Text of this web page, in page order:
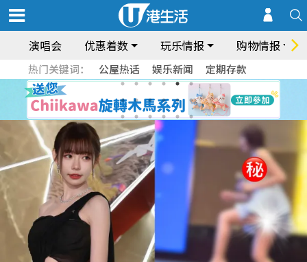
演唱会 优惠着数 玩乐情报 购物情报
热门关键词： 公屋热话 娱乐新闻 定期存款